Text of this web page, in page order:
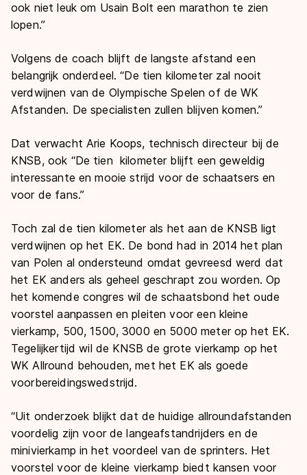
ook niet leuk om Usain Bolt een marathon te zien
lopen.”
Volgens de coach blijft de langste afstand een
belangrijk onderdeel. “De tien kilometer zal nooit
verdwijnen van de Olympische Spelen of de WK
Afstanden. De specialisten zullen blijven komen.”
Dat verwacht Arie Koops, technisch directeur bij de
KNSB, ook “De tien kilometer blijft een geweldig
interessante en mooie strijd voor de schaatsers en
voor de fans.”
Toch zal de tien kilometer als het aan de KNSB ligt
verdwijnen op het EK. De bond had in 2014 het plan
van Polen al ondersteund omdat gevreesd werd dat
het EK anders als geheel geschrapt zou worden. Op
het komende congres wil de schaatsbond het oude
voorstel aanpassen en pleiten voor een kleine
vierkamp, 500, 1500, 3000 en 5000 meter op het EK.
Tegelijkertijd wil de KNSB de grote vierkamp op het
WK Allround behouden, met het EK als goede
voorbereidingswedstrijd.
“Uit onderzoek blijkt dat de huidige allroundafstanden
voordelig zijn voor de langeafstandrijders en de
minivierkamp in het voordeel van de sprinters. Het
voorstel voor de kleine vierkamp biedt kansen voor